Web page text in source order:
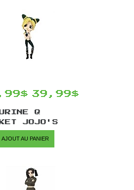
39,99$
Q
JOJO'S
STONE
CUJOH
15 CM
AJOUT AU PANIER